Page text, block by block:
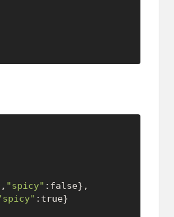
, "spicy" : false},
: true}